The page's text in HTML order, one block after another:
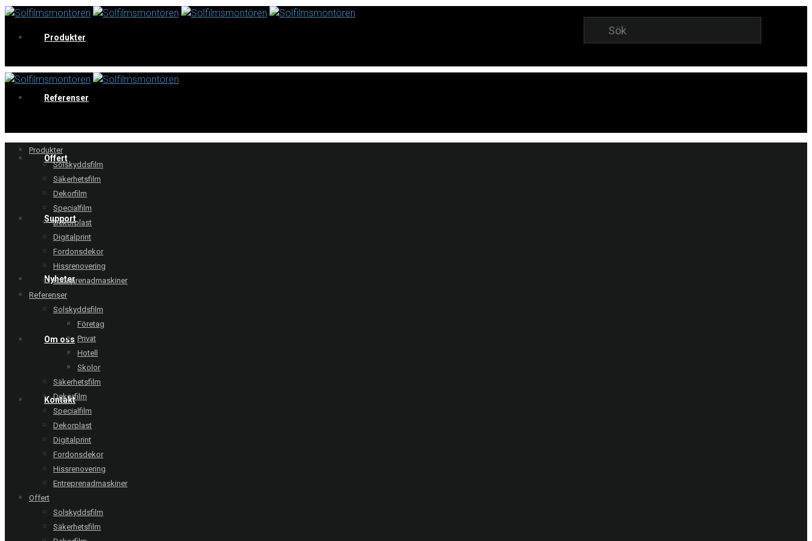
Produkter
Referenser
Offert
Support
Nyheter
Om oss
Kontakt
Produkter
Solskyddsfilm
Säkerhetsfilm
Dekorfilm
Specialfilm
Dekorplast
Digitalprint
Fordonsdekor
Hissrenovering
Entreprenadmaskiner
Referenser
Solskyddsfilm
Företag
Privat
Hotell
Skolor
Säkerhetsfilm
Dekorfilm
Specialfilm
Dekorplast
Digitalprint
Fordonsdekor
Hissrenovering
Entreprenadmaskiner
Offert
Solskyddsfilm
Säkerhetsfilm